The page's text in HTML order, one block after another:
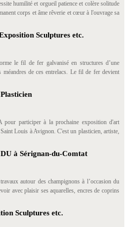
humilité et orgueil patience et colère solitude
corps et âme rêverie et cœur à l'ouvrage sa
Sculptures etc.
le fil de fer galvanisé en structures d’une
de ces entrelacs. Le fil de fer devient
participer à la prochaine exposition d'art
Louis à Avignon. C'est un plasticien, artiste,
à Sérignan-du-Comtat
autour des champignons à l’occasion du
avec plaisir ses aquarelles, encres de coprins
Sculptures etc.